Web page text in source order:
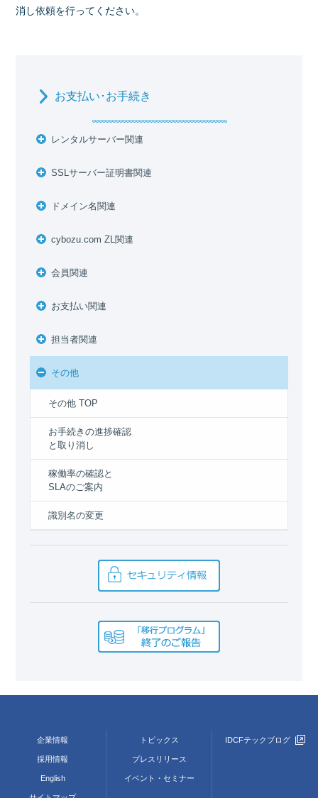
消し依頼を行ってください。
お支払い･お手続き
レンタルサーバー関連
SSLサーバー証明書関連
ドメイン名関連
cybozu.com ZL関連
会員関連
お支払い関連
担当者関連
その他
その他 TOP
お手続きの進捗確認
と取り消し
稼働率の確認と
SLAのご案内
識別名の変更
企業情報
採用情報
English
トピックス
プレスリリース
イベント・セミナー
IDCFテックブログ